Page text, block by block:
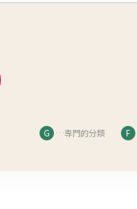
G …専門的分類 F